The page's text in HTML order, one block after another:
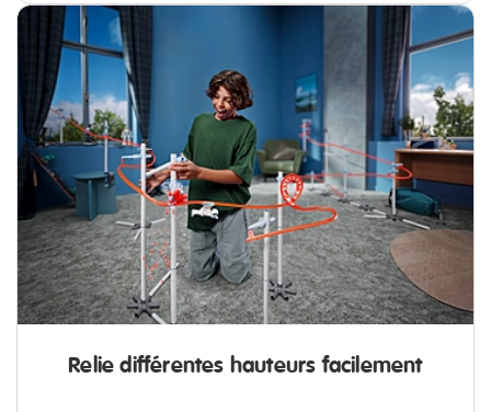
Relie différentes hauteurs facilement